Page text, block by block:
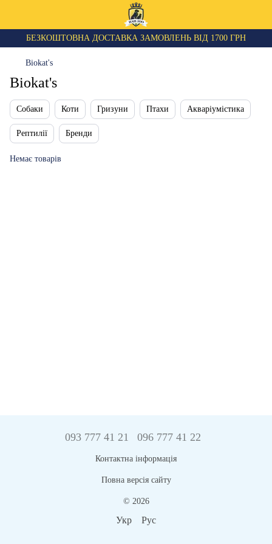
БЕЗКОШТОВНА ДОСТАВКА ЗАМОВЛЕНЬ ВІД 1700 ГРН
Biokat's
Biokat's
Собаки Коти Гризуни Птахи Акваріумістика
Рептилії Бренди
Немає товарів
093 777 41 21 096 777 41 22
Контактна інформація
Повна версія сайту
© 2026
Укр Рус